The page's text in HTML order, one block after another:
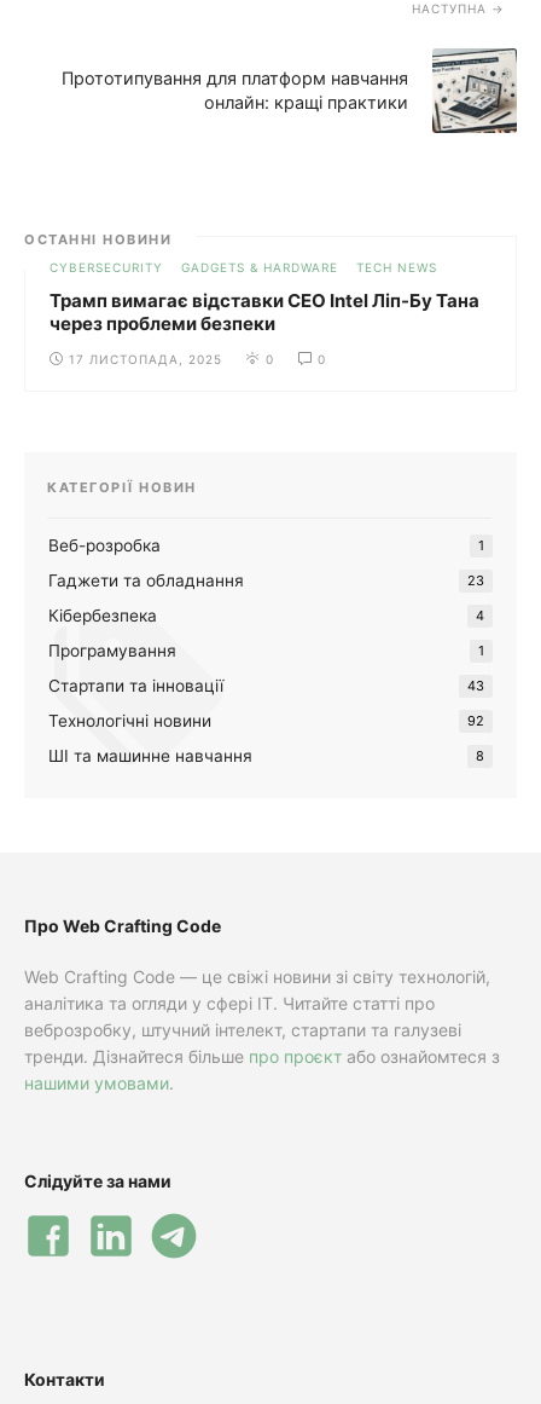
НАСТУПНА
Прототипування для платформ навчання
онлайн: кращі практики
ОСТАННІ НОВИНИ
CYBERSECURITY GADGETS & HARDWARE TECH NEWS
Трамп вимагає відставки CEO Intel Ліп-Бу Тана
через проблеми безпеки
17 ЛИСТОПАДА, 2025 0 0
КАТЕГОРІЇ НОВИН
Веб-розробка 1
Гаджети та обладнання 23
Кібербезпека 4
Програмування 1
Стартапи та інновації 43
Технологічні новини 92
ШІ та машинне навчання 8
Про Web Crafting Code
Web Crafting Code — це свіжі новини зі світу технологій,
аналітика та огляди у сфері IT. Читайте статті про
веброзробку, штучний інтелект, стартапи та галузеві
тренди. Дізнайтеся більше про проєкт або ознайомтеся з
нашими умовами.
Слідуйте за нами
Контакти